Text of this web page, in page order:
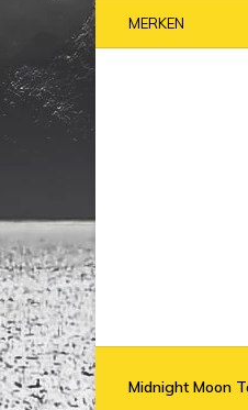
MERKEN
Midnight Moon